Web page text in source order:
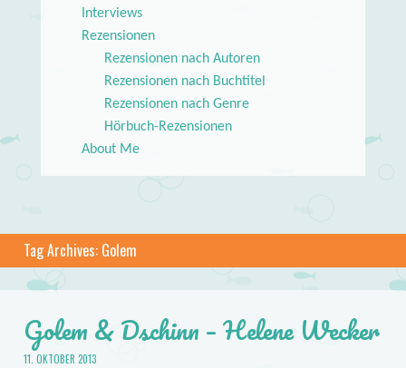
Interviews
Rezensionen
Rezensionen nach Autoren
Rezensionen nach Buchtitel
Rezensionen nach Genre
Hörbuch-Rezensionen
About Me
Tag Archives: Golem
Golem & Dschinn – Helene Wecker
11. OKTOBER 2013